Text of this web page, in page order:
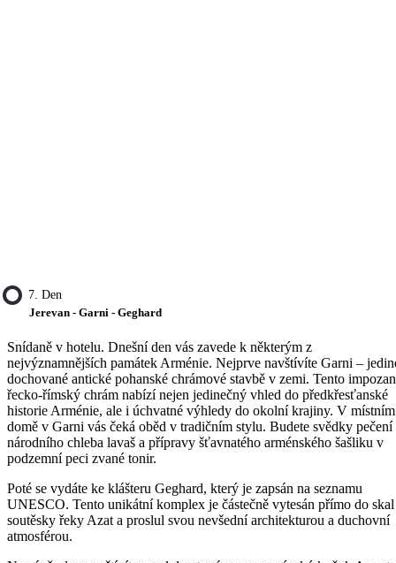
7. Den
Jerevan - Garni - Geghard
Snídaně v hotelu. Dnešní den vás zavede k některým z
nejvýznamnějších památek Arménie. Nejprve navštívíte Garni –
dochované antické pohanské chrámové stavbě v zemi. Tento
řecko-římský chrám nabízí nejen jedinečný vhled do předkřesťanské
historie Arménie, ale i úchvatné výhledy do okolní krajiny. V místním
domě v Garni vás čeká oběd v tradičním stylu. Budete svědky pečení
národního chleba lavaš a přípravy šťavnatého arménského šašliku v
podzemní peci zvané tonir.
Poté se vydáte ke klášteru Geghard, který je zapsán na seznamu
UNESCO. Tento unikátní komplex je částečně vytesán přímo do skal
soutěsky řeky Azat a proslul svou nevšední architekturou a duchovní
atmosférou.